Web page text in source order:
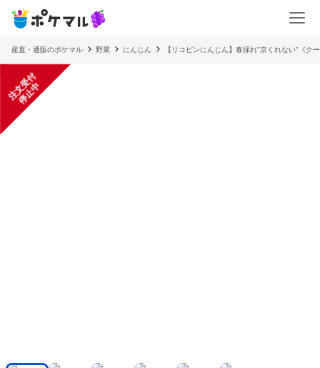
産直・通販のポケマル 野菜 にんじん 【リコピンにんじん】春採れ"京くれない"《ク
注
文
受
付
停
止
中